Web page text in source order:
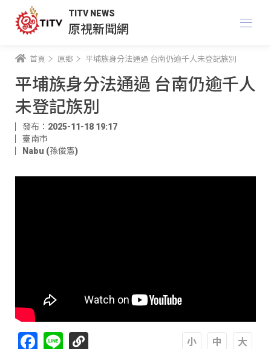
TITV NEWS
原視新聞網
首頁 原鄉 平埔族身分法通過 台南仍逾千人未登記族別
平埔族身分法通過 台南仍逾千人
未登記族別
發布：2025-11-18 19:17
臺南市
Nabu (孫俊憲)
Facebook
Line